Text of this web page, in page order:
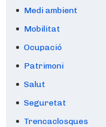
Medi ambient
Mobilitat
Ocupació
Patrimoni
Salut
Seguretat
Trencaclosques